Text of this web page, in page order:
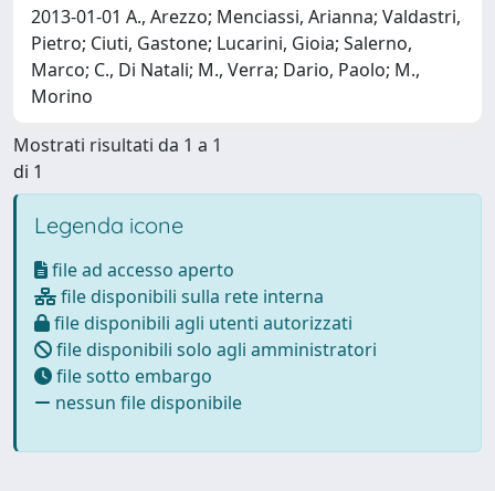
2013-01-01 A., Arezzo; Menciassi, Arianna; Valdastri,
Pietro; Ciuti, Gastone; Lucarini, Gioia; Salerno,
Marco; C., Di Natali; M., Verra; Dario, Paolo; M.,
Morino
Mostrati risultati da 1 a 1
di 1
Legenda icone
file ad accesso aperto
file disponibili sulla rete interna
file disponibili agli utenti autorizzati
file disponibili solo agli amministratori
file sotto embargo
nessun file disponibile